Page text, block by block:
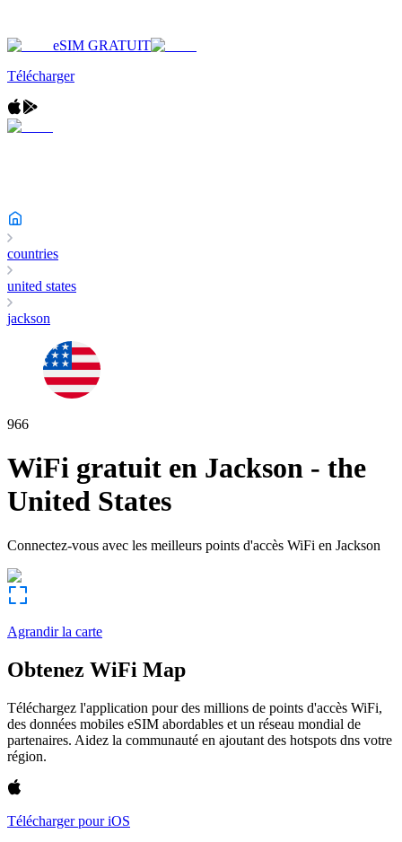
eSIM GRATUIT
Télécharger
countries
united states
jackson
966
WiFi gratuit en Jackson - the
United States
Connectez-vous avec les meilleurs points d'accès WiFi en Jackson
Agrandir la carte
Obtenez WiFi Map
Téléchargez l'application pour des millions de points d'accès WiFi,
des données mobiles eSIM abordables et un réseau mondial de
partenaires. Aidez la communauté en ajoutant des hotspots dns votre
région.
Télécharger pour iOS